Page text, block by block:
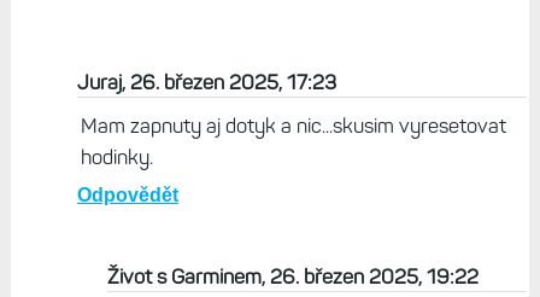
Juraj, 26. březen 2025, 17:23
Mam zapnuty aj dotyk a nic...skusim vyresetovat
hodinky.
Odpovědět
Život s Garminem, 26. březen 2025, 19:22